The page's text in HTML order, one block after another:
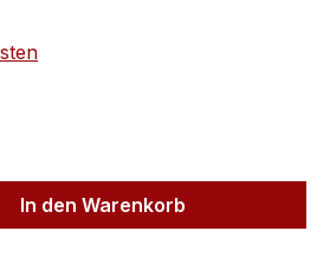
gewünschten Wert
In den Warenkorb